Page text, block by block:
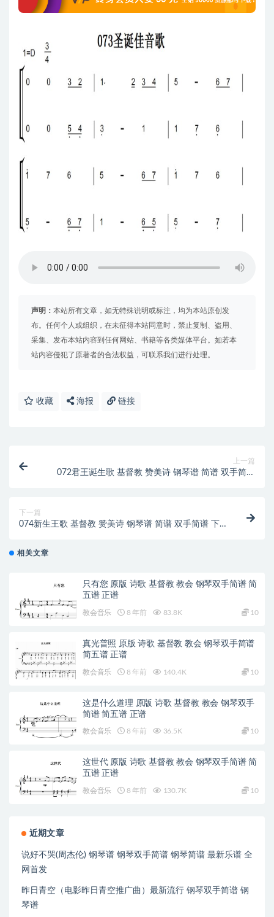
声明： 本站所有文章，如无特殊说明或标注，均为本站原创发
布。任何个人或组织，在未征得本站同意时，禁止复制、盗用、
采集、发布本站内容到任何网站、书籍等各类媒体平台。如若本
站内容侵犯了原著者的合法权益，可联系我们进行处理。
收藏 海报 链接
上一篇
072君王诞生歌 基督教 赞美诗 钢琴谱 简谱 双手简谱
下一篇
074新生王歌 基督教 赞美诗 钢琴谱 简谱 双手简谱 下
相关文章
只有您 原版 诗歌 基督教 教会 钢琴双手简谱 简
五谱 正谱
教会音乐 8 年前 83.8K 10
真光普照 原版 诗歌 基督教 教会 钢琴双手简谱
简五谱 正谱
教会音乐 8 年前 140.4K 10
这是什么道理 原版 诗歌 基督教 教会 钢琴双手
简谱 简五谱 正谱
教会音乐 8 年前 36.5K 10
这世代 原版 诗歌 基督教 教会 钢琴双手简谱 简
五谱 正谱
教会音乐 8 年前 130.7K 10
近期文章
说好不哭(周杰伦) 钢琴谱 钢琴双手简谱 钢琴简谱 最新乐谱 全
网首发
昨日青空（电影昨日青空推广曲）最新流行 钢琴双手简谱 钢
琴谱